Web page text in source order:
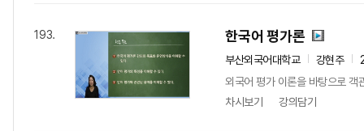
193. 한국어 평가론
부산외국어대학교 강현주
외국어 평가 이론을 바탕으로 객
차시보기
강의담기